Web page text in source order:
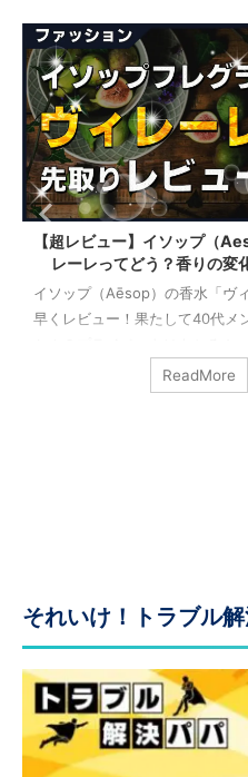
【超レビュー】イソップ（
レーレってどう？香りの変化
イソップ（Aēsop）の香水「ヴィ
早くレビュー！果たして40代メン
のか！？実際に使ってみて解説して
ReadMore
それいけ！トラブル解